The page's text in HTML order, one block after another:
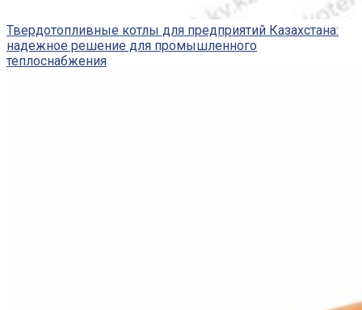
Твердотопливные котлы для предприятий Казахстана:
надежное решение для промышленного
теплоснабжения